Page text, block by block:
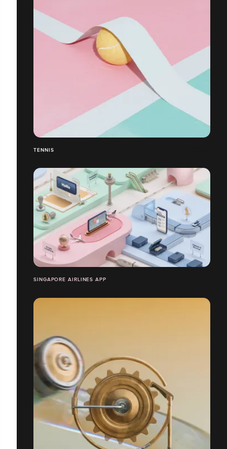
TENNIS
SINGAPORE AIRLINES APP